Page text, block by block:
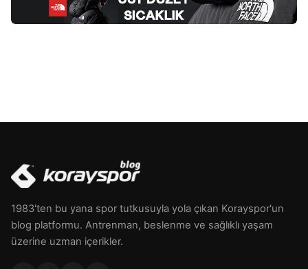
1983'ten bu yana spor tutkusuyla yola çıkan Korayspor'un
blog platformu. Antrenman, beslenme ve sağlıklı yaşam
üzerine uzman içerikler.